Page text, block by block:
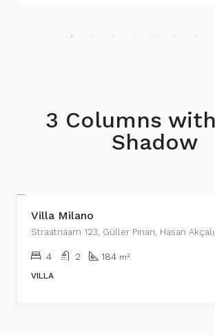
3 Columns
Shadow
Villa Milano
4 2 184 m²
VILLA